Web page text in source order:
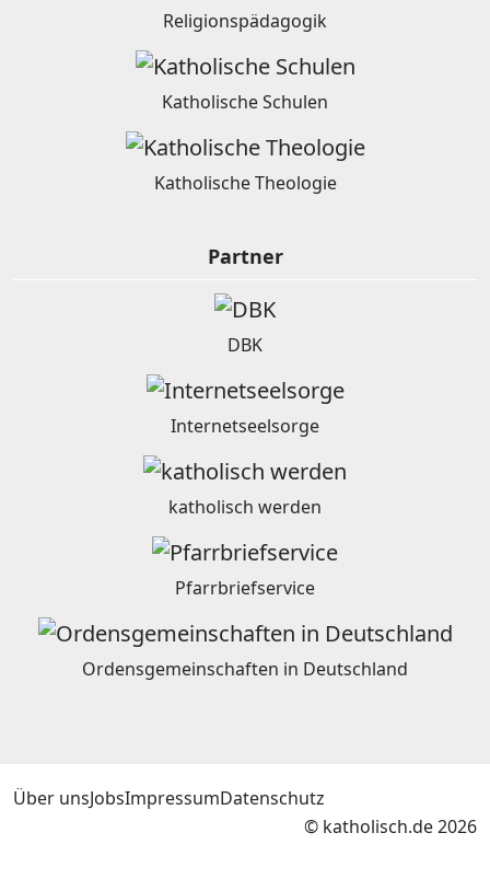
Religionspädagogik
Katholische Schulen
Katholische Theologie
Partner
DBK
Internetseelsorge
katholisch werden
Pfarrbriefservice
Ordensgemeinschaften in Deutschland
Über unsJobsImpressumDatenschutz
© katholisch.de 2026